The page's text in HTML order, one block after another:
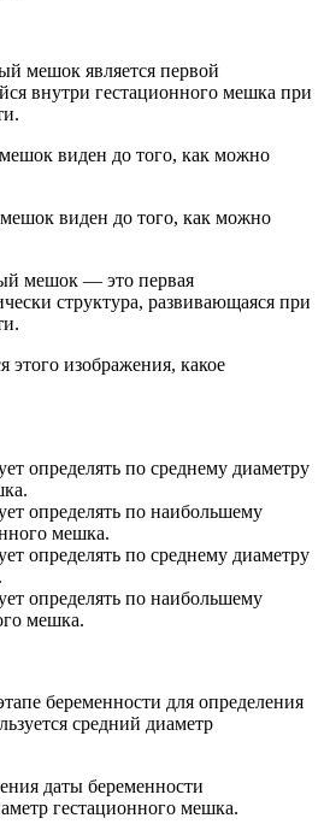
мешок является первой
внутри гестационного мешка при
виден до того, как можно
виден до того, как можно
мешок — это первая
структура, развивающаяся при
этого изображения, какое
определять по среднему диаметру
определять по наибольшему
мешка.
определять по среднему диаметру
определять по наибольшему
мешка.
беременности для определения
средний диаметр
даты беременности
гестационного мешка.